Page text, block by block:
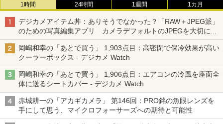
1時間 24時間 1週間 1カ月
デジカメアイテム丼：ありそうでなかった？「RAW＋JPEG派」
のための写真編集アプリ カメラデフォルトのJPEGを大切にす
る「Filmator」
岡嶋和幸の「あとで買う」 1,903点目：高密閉で保冷効果が高い
クーラーボックス - デジカメ Watch
岡嶋和幸の「あとで買う」 1,906点目：エアコンの冷風を座面全
体に送るシートカバー - デジカメ Watch
赤城耕一の「アカギカメラ」 第146回：PRO銘の魚眼レンズを
手にして思う、マイクロフォーサーズへの期待と可能性